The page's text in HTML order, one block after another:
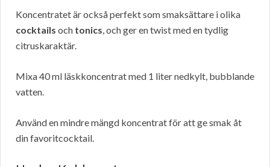
Koncentratet är också perfekt som smaksättare i olika
cocktails och tonics, och ger en twist med en tydlig
citruskaraktär.
Mixa 40 ml läskkoncentrat med 1 liter nedkylt, bubblande
vatten.
Använd en mindre mängd koncentrat för att ge smak åt
din favoritcocktail.